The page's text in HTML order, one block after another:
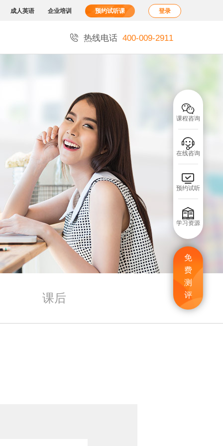
成人英语 企业培训 预约试听课 登录
 热线电话 400-009-2911

课程咨询

在线咨询

预约试听

学习资源
免
费
测
评
课后